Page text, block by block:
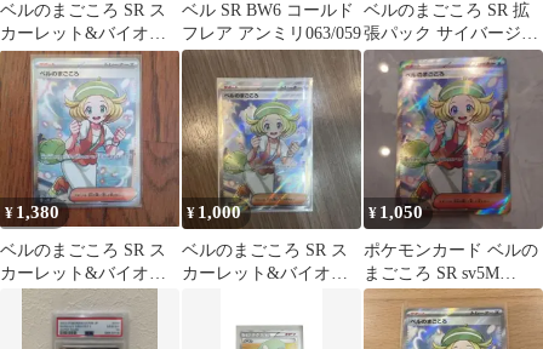
ベルのまごころ SR ス
カーレット&バイオレ
ット 拡張パック サイバ
ージャッジ…
ベル SR BW6 コールド
フレア アンミリ063/059
ベルのまごころ SR 拡
張パック サイバージャ
ッジ 092/071
¥ 1,380
ベルのまごころ SR ス
カーレット&バイオレ
ット 拡張パック サイバ
ージャッジ…
¥ 1,000
ベルのまごころ SR ス
カーレット&バイオレ
¥ 1,050
ポケモンカード ベルの
まごころ SR sv5M
092/071